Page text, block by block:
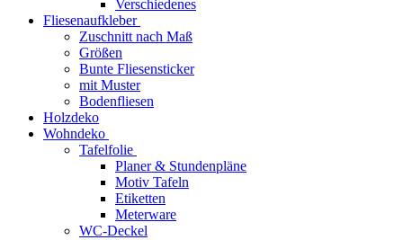
Verschiedenes
Fliesenaufkleber
Zuschnitt nach Maß
Größen
Bunte Fliesensticker
mit Muster
Bodenfliesen
Holzdeko
Wohndeko
Tafelfolie
Planer & Stundenpläne
Motiv Tafeln
Etiketten
Meterware
WC-Deckel